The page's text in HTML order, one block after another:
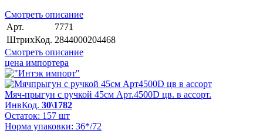
Смотреть описание
Арт.
7771
ШтрихКод. 2844000204468
Смотреть описание
цена импортера
Мяч-прыгун с ручкой 45см Арт.4500D цв. в ассорт.
ИнвКод. 30\1782
Остаток: 157 шт
Норма упаковки: 36*/72